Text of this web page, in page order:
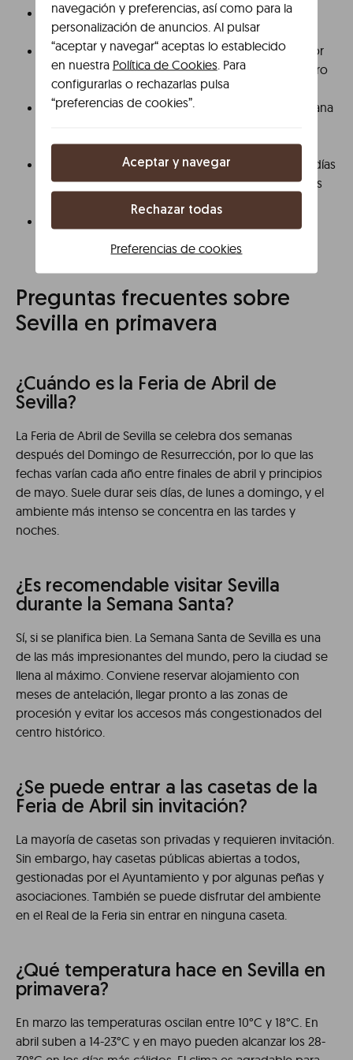
Usa protección solar desde abril, especialmente si
pasas varias horas al aire libre.
El transporte público (autobús y tranvía) es la mejor
opción para moverse durante los eventos: el centro
se corta al tráfico en muchas ocasiones.
Reserva restaurantes con antelación durante Semana
mediodía.
Descarga la app oficial de la Agrupación de Cofradías
para consultar itinerarios y horarios de procesiones
Preguntas frecuentes sobre
Sevilla en primavera
¿Cuándo es la Feria de Abril de
Sevilla?
La Feria de Abril de Sevilla se celebra dos semanas
después del Domingo de Resurrección, por lo que las
fechas varían cada año entre finales de abril y principios
de mayo. Suele durar seis días, de lunes a domingo, y el
ambiente más intenso se concentra en las tardes y
noches.
¿Es recomendable visitar Sevilla
durante la Semana Santa?
Sí, si se planifica bien. La Semana Santa de Sevilla es una
de las más impresionantes del mundo, pero la ciudad se
llena al máximo. Conviene reservar alojamiento con
meses de antelación, llegar pronto a las zonas de
procesión y evitar los accesos más congestionados del
centro histórico.
¿Se puede entrar a las casetas de la
Feria de Abril sin invitación?
La mayoría de casetas son privadas y requieren invitación.
Sin embargo, hay casetas públicas abiertas a todos,
gestionadas por el Ayuntamiento y por algunas peñas y
asociaciones. También se puede disfrutar del ambiente
en el Real de la Feria sin entrar en ninguna caseta.
¿Qué temperatura hace en Sevilla en
primavera?
En marzo las temperaturas oscilan entre 10°C y 18°C. En
abril suben a 14-23°C y en mayo pueden alcanzar los 28-
navegación y preferencias, así como para la
personalización de anuncios. Al pulsar
“aceptar y navegar“ aceptas lo establecido
en nuestra Política de Cookies. Para
configurarlas o rechazarlas pulsa
“preferencias de cookies”.
Aceptar y navegar
Rechazar todas
Preferencias de cookies